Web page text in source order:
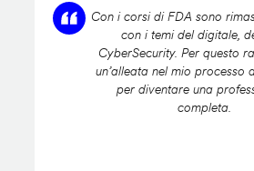
Con i corsi di FDA sono
con i temi del digitale,
CyberSecurity. Per questo
un’alleata nel mio processo
per diventare una
completa.